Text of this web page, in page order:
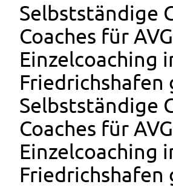
Selbstständige
Coaches für
Einzelcoaching
Friedrichshafen
Selbstständige
Coaches für
Einzelcoaching
Friedrichshafen